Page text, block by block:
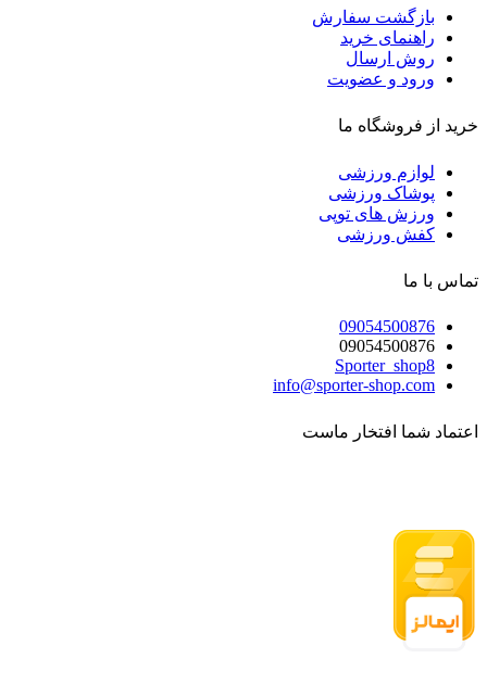
بازگشت سفارش
راهنمای خرید
روش ارسال
ورود و عضویت
خرید از فروشگاه ما
لوازم ورزشی
پوشاک ورزشی
ورزش های توپی
کفش ورزشی
تماس با ما
09054500876
09054500876
Sporter_shop8
info@sporter-shop.com
اعتماد شما افتخار ماست